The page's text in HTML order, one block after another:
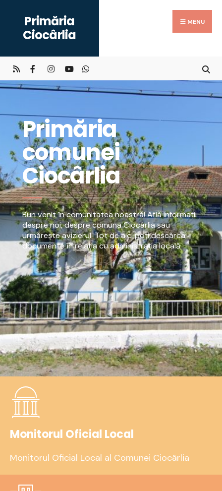
Primăria
Ciocârlia
MENU
Primăria
comunei
Ciocârlia
Bun venit în comunitatea noastră! Află informații
despre noi, despre comuna Ciocârlia sau
urmărește avizierul. Tot de aici poți descărca
documente în relația cu administrația locală.
Monitorul Oficial Local
Monitorul Oficial Local al Comunei Ciocârlia